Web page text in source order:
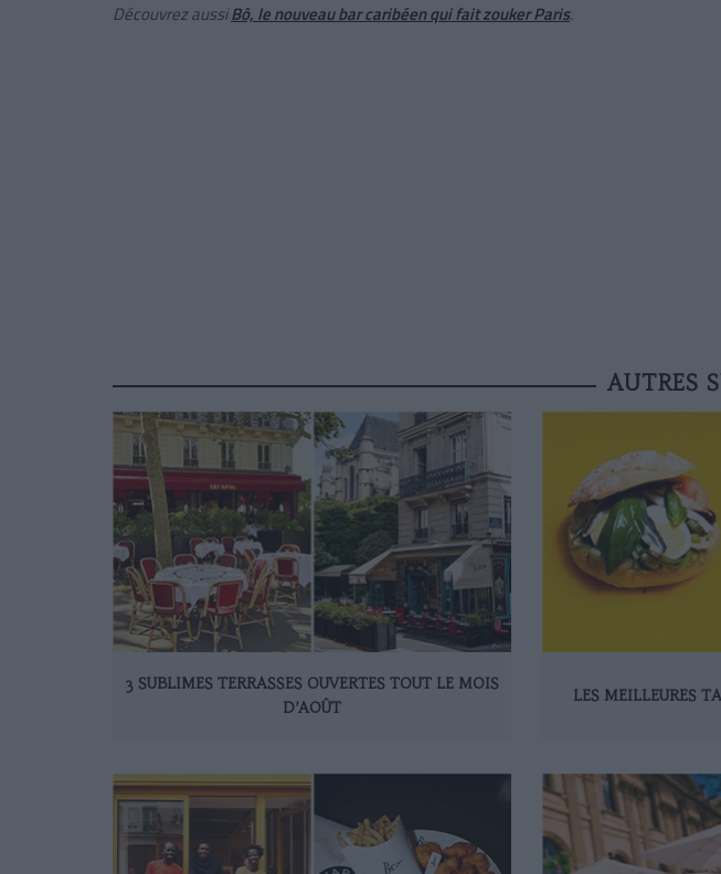
Découvrez aussiBô, le nouveau bar caribéen qui fait zouker Paris.
AUTRES
3 SUBLIMES TERRASSES OUVERTES TOUT LE MOIS
D’AOÛT
LES MEILLEURES